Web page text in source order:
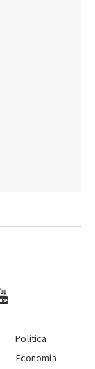
Política
Economía